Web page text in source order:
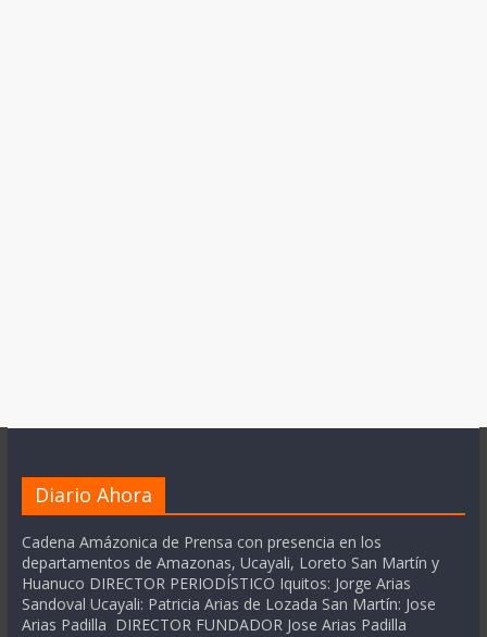
Diario Ahora
Cadena Amázonica de Prensa con presencia en los
departamentos de Amazonas, Ucayali, Loreto San Martín y
Huanuco DIRECTOR PERIODÍSTICO Iquitos: Jorge Arias
Sandoval Ucayali: Patricia Arias de Lozada San Martín: Jose
Arias Padilla DIRECTOR FUNDADOR Jose Arias Padilla